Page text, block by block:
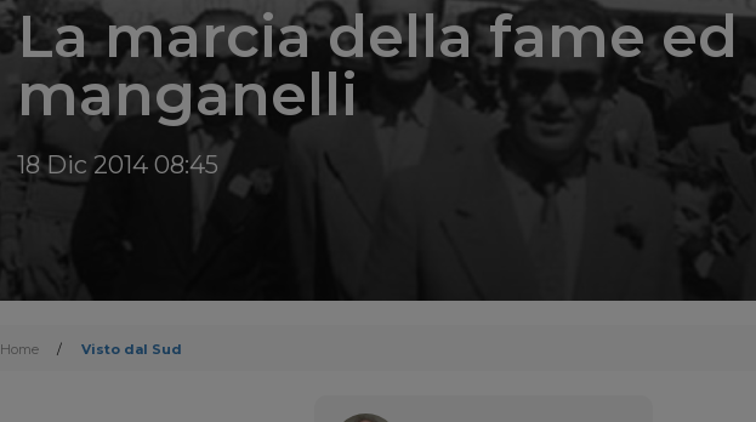
La marcia della fame ed
manganelli
18 Dic 2014 08:45
Home / Visto dal Sud